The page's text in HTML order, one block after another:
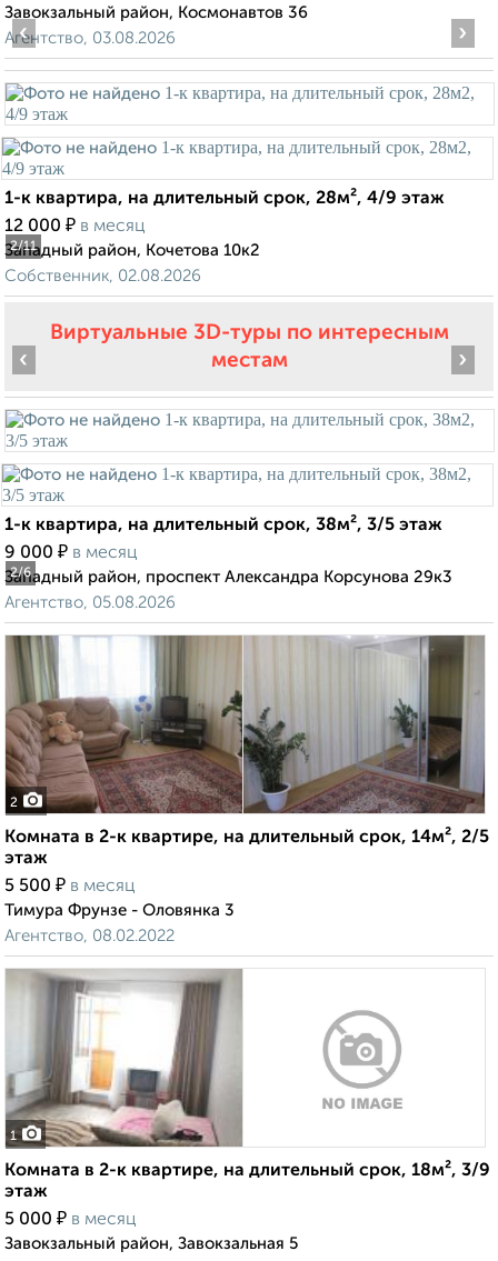
Завокзальный район, Космонавтов 36
Агентство, 03.08.2026
2/11
‹ ›
1-к квартира, на длительный срок, 28м², 4/9 этаж
12 000 ₽ в месяц
Западный район, Кочетова 10к2
Собственник, 02.08.2026
Виртуальные 3D-туры по интересным
местам
2/6
‹ ›
1-к квартира, на длительный срок, 38м², 3/5 этаж
9 000 ₽ в месяц
Западный район, проспект Александра Корсунова 29к3
Агентство, 05.08.2026
2
Комната в 2-к квартире, на длительный срок, 14м², 2/5
этаж
5 500 ₽ в месяц
Тимура Фрунзе - Оловянка 3
Агентство, 08.02.2022
1
Комната в 2-к квартире, на длительный срок, 18м², 3/9
этаж
5 000 ₽ в месяц
Завокзальный район, Завокзальная 5